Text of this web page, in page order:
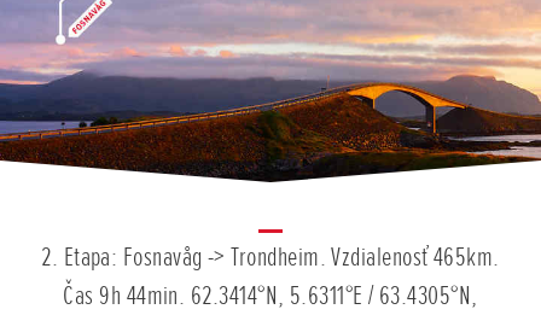
2. Etapa: Fosnavåg -> Trondheim. Vzdialenosť 465km.
Čas 9h 44min. 62.3414°N, 5.6311°E / 63.4305°N,